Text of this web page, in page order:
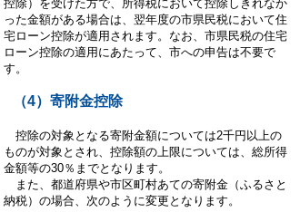
控除）を受けた方で、所得税において控除しきれなか
った金額がある場合は、翌年度の市県民税において住
宅ローン控除が適用されます。なお、市県民税の住宅
ローン控除の適用にあたって、市への申告は不要で
す。
（4）寄附金控除
控除の対象となる寄附金額については2千円以上の
ものが対象とされ、控除額の上限については、総所得
金額等の30％までとなります。
また、都道府県や市区町村あての寄附金（ふるさと
納税）の場合、次のように変更となります。